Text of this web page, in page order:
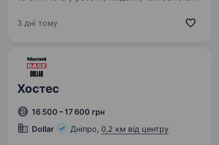
до клієнта. дисциплінованість,
3 дні тому
Хостес
16 500 – 17 600 грн
Dollar
Дніпро, 0,2 км від центру